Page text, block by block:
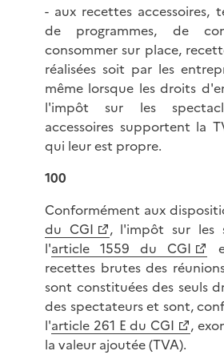
- aux recettes accessoires,
de programmes, de
consommer sur place,
réalisées soit par les
même lorsque les droits
l'impôt sur les
accessoires supportent la
qui leur est propre.
100
Conformément aux
du CGI
, l'impôt sur les
l'article 1559 du CGI
recettes brutes des
sont constituées des seuls
des spectateurs et sont,
l'article 261 E du CGI
,
la valeur ajoutée (TVA).